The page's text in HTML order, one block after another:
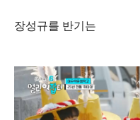
장성규를 반기는